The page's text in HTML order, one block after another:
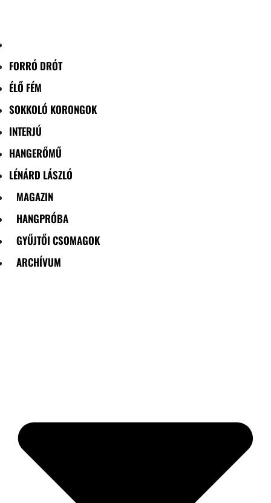
FORRÓ DRÓT
ÉLŐ FÉM
SOKKOLÓ KORONGOK
INTERJÚ
HANGERŐMŰ
LÉNÁRD LÁSZLÓ
MAGAZIN
HANGPRÓBA
GYŰJTŐI CSOMAGOK
ARCHÍVUM